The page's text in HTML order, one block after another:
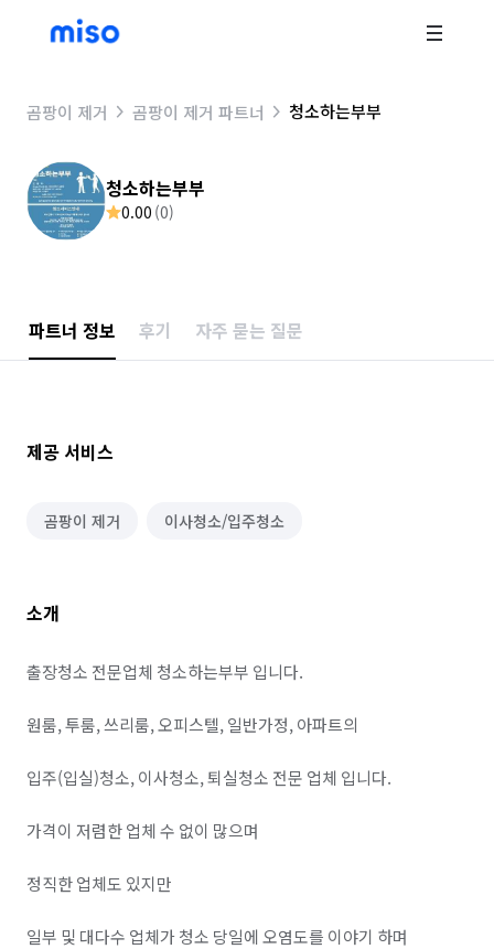
곰팡이 제거 곰팡이 제거 파트너 청소하는부부
청소하는부부
0.00 (0)
파트너 정보 후기 자주 묻는 질문
제공 서비스
곰팡이 제거 이사청소/입주청소
소개
출장청소 전문업체 청소하는부부 입니다.
원룸, 투룸, 쓰리룸, 오피스텔, 일반가정, 아파트의
입주(입실)청소, 이사청소, 퇴실청소 전문 업체 입니다.
가격이 저렴한 업체 수 없이 많으며
정직한 업체도 있지만
일부 및 대다수 업체가 청소 당일에 오염도를 이야기 하며